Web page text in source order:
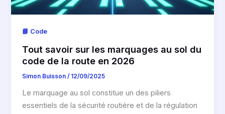
📘 Code
Tout savoir sur les marquages au sol du
code de la route en 2026
Simon Buisson/ 12/09/2025
Le marquage au sol constitue un des piliers
essentiels de la sécurité routière et de la régulation